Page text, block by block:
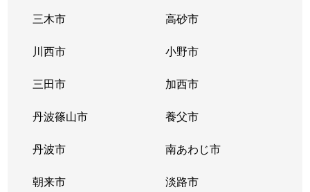
三木市 高砂市
川西市 小野市
三田市 加西市
丹波篠山市 養父市
丹波市 南あわじ市
朝来市 淡路市